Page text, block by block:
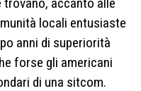
locali entusiaste
anni di superiorità
forse gli americani
di una sitcom.